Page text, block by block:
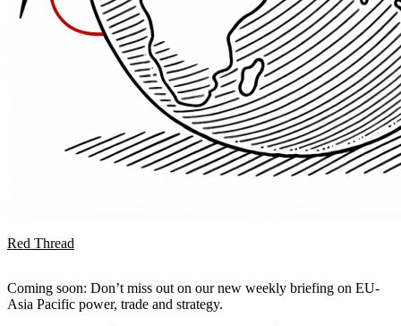
Red Thread
Coming soon: Don’t miss out on our new weekly briefing on EU-
Asia Pacific power, trade and strategy.